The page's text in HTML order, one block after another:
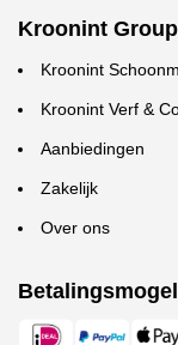
Kroonint Group
Kroonint
Kroonint Verf &
Aanbiedingen
Zakelijk
Over ons